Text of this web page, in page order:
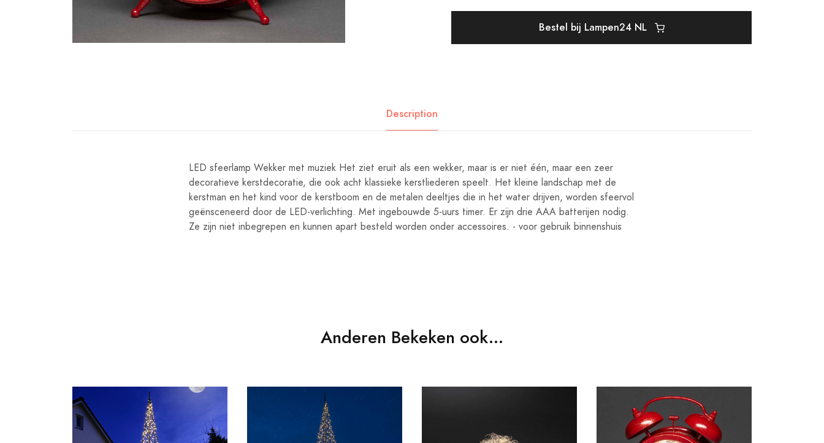
Bestel bij Lampen24 NL
Description
LED sfeerlamp Wekker met muziek Het ziet eruit als een wekker, maar is er niet één, maar een zeer
decoratieve kerstdecoratie, die ook acht klassieke kerstliederen speelt. Het kleine landschap met de
kerstman en het kind voor de kerstboom en de metalen deeltjes die in het water drijven, worden sfeervol
geënsceneerd door de LED-verlichting. Met ingebouwde 5-uurs timer. Er zijn drie AAA batterijen nodig.
Ze zijn niet inbegrepen en kunnen apart besteld worden onder accessoires. - voor gebruik binnenshuis
Anderen Bekeken ook...